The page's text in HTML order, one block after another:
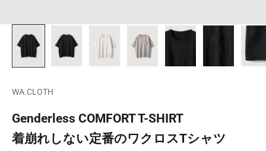
WA.CLOTH
Genderless COMFORT T-SHIRT
着崩れしない定番のワクロスTシャツ